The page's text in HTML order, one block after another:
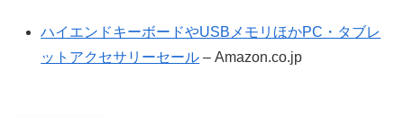
ハイエンドキーボードやUSBメモリほかPC・タブレ
ットアクセサリーセール – Amazon.co.jp